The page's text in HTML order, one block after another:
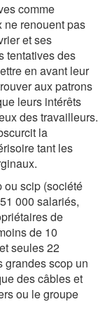
comme
ne renouent pas
et ses
tentatives des
en avant leur
aux patrons
leurs intérêts
des travailleurs.
la
tant les
ou scip (société
000 salariés,
de
de 10
seules 22
grandes scop un
des câbles et
ou le groupe